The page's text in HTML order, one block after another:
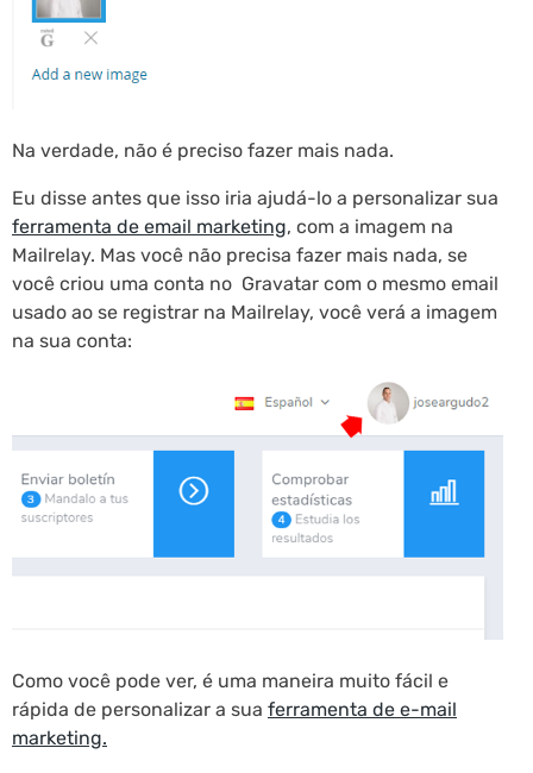
Na verdade, não é preciso fazer mais nada.
Eu disse antes que isso iria ajudá-lo a personalizar sua
ferramenta de email marketing, com a imagem na
Mailrelay. Mas você não precisa fazer mais nada, se
você criou uma conta no Gravatar com o mesmo email
usado ao se registrar na Mailrelay, você verá a imagem
na sua conta:
Como você pode ver, é uma maneira muito fácil e
rápida de personalizar a sua ferramenta de e-mail
marketing.